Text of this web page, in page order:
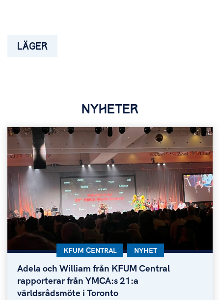
LÄGER
NYHETER
Adela och William från KFUM Central
rapporterar från YMCA:s 21:a
världsrådsmöte i Toronto
Adela och William från KFUM Central
KATEGORI:
KFUM CENTRAL KATEGORI:
NYHET